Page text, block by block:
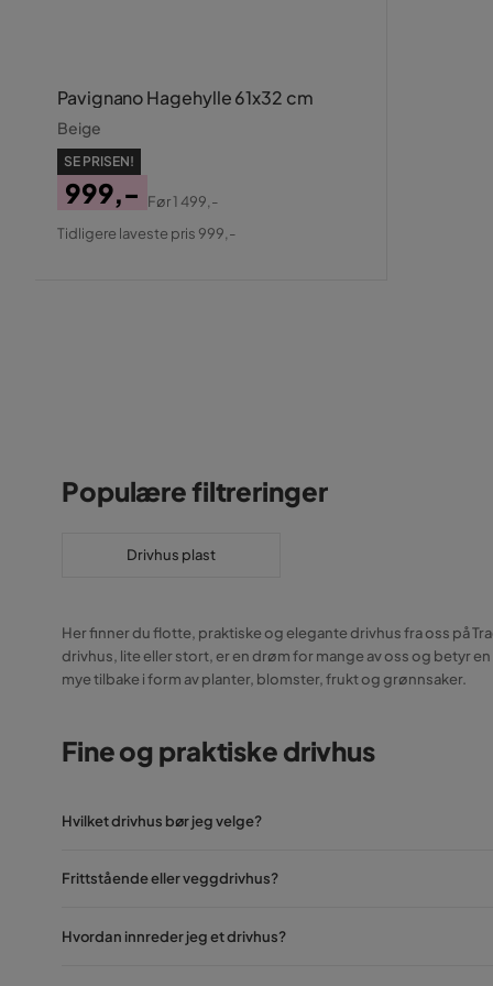
Pavignano Hagehylle 61x32 cm
Beige
SE PRISEN!
Pris
999,-
Original
Før1 499,-
Tidligere laveste pris 999,-
Populære filtreringer
Drivhus plast
Her finner du flotte, praktiske og elegante drivhus fra oss på
drivhus, lite eller stort, er en drøm for mange av oss og betyr
mye tilbake i form av planter, blomster, frukt og grønnsaker.
Fine og praktiske drivhus
Hvilket drivhus bør jeg velge?
Frittstående eller veggdrivhus?
Hvordan innreder jeg et drivhus?